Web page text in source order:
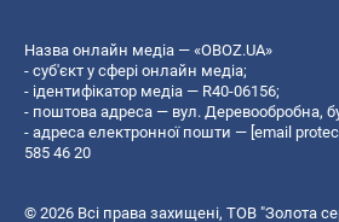
Назва онлайн медіа — «OBOZ.UA»
- суб'єкт у сфері онлайн медіа;
- ідентифікатор медіа — R40-06156;
- поштова адреса — вул. Деревообробна,
- адреса електронної пошти — [email
585 46 20
© 2026 Всі права захищені, ТОВ "Золота